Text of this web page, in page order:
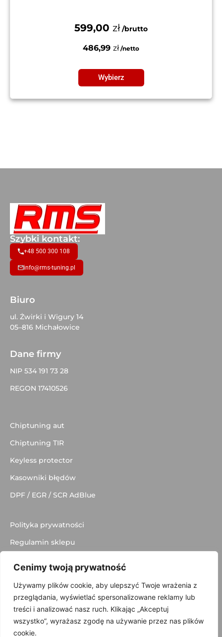
Cenimy twoją prywatność
Używamy plików cookie, aby ulepszyć Twoje wrażenia z
przeglądania, wyświetlać spersonalizowane reklamy lub
treści i analizować nasz ruch. Klikając „Akceptuj
wszystko”, wyrażasz zgodę na używanie przez nas plików
cookie.
599,00 zł
486,99 zł
Wybierz
Szybki kontakt:
+48 500 300 108
info@rms-tuning.pl
Biuro
ul. Żwirki i Wigury 14
05–816 Michałowice
Dane firmy
NIP 534 191 73 28
REGON 17410526
Chiptuning aut
Chiptuning TIR
Keyless protector
Kasowniki błędów
DPF / EGR / SCR AdBlue
Polityka prywatności
Regulamin sklepu
© 2025 made with